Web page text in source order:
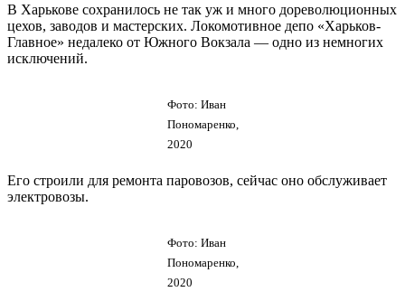
В Харькове сохранилось не так уж и много дореволюционных
цехов, заводов и мастерских. Локомотивное депо «Харьков-
Главное» недалеко от Южного Вокзала — одно из немногих
исключений.
Фото: Иван
Пономаренко,
2020
Его строили для ремонта паровозов, сейчас оно обслуживает
электровозы.
Фото: Иван
Пономаренко,
2020